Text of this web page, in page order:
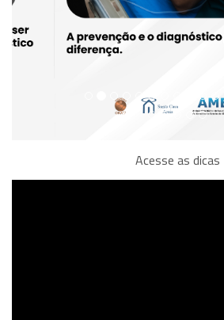
Acesse as dicas